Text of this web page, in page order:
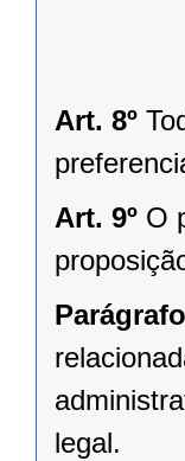
Art. 8º
Art. 9º O
legal.